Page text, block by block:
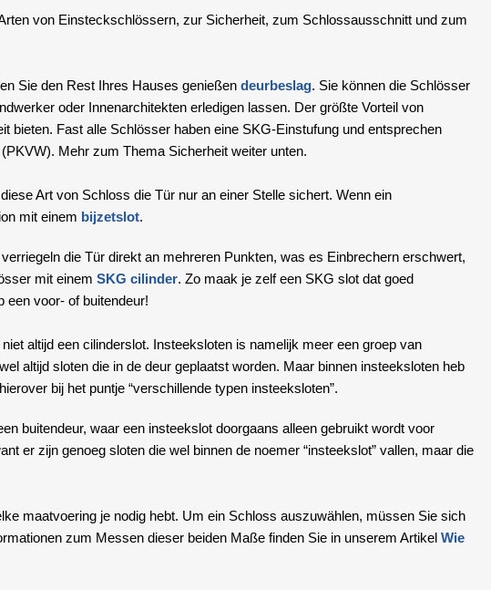
von Einsteckschlössern, zur Sicherheit, zum Schlossausschnitt und zum
Sie den Rest Ihres Hauses genießen deurbeslag. Sie können die Schlösser
oder Innenarchitekten erledigen lassen. Der größte Vorteil von
bieten. Fast alle Schlösser haben eine SKG-Einstufung und entsprechen
Mehr zum Thema Sicherheit weiter unten.
Art von Schloss die Tür nur an einer Stelle sichert. Wenn ein
mit einem bijzetslot.
die Tür direkt an mehreren Punkten, was es Einbrechern erschwert,
mit einem SKG cilinder. Zo maak je zelf een SKG slot dat goed
een voor- of buitendeur!
altijd een cilinderslot. Insteeksloten is namelijk meer een groep van
altijd sloten die in de deur geplaatst worden. Maar binnen insteeksloten heb
bij het puntje “verschillende typen insteeksloten”.
buitendeur, waar een insteekslot doorgaans alleen gebruikt wordt voor
er zijn genoeg sloten die wel binnen de noemer “insteekslot” vallen, maar die
maatvoering je nodig hebt. Um ein Schloss auszuwählen, müssen Sie sich
zum Messen dieser beiden Maße finden Sie in unserem Artikel Wie